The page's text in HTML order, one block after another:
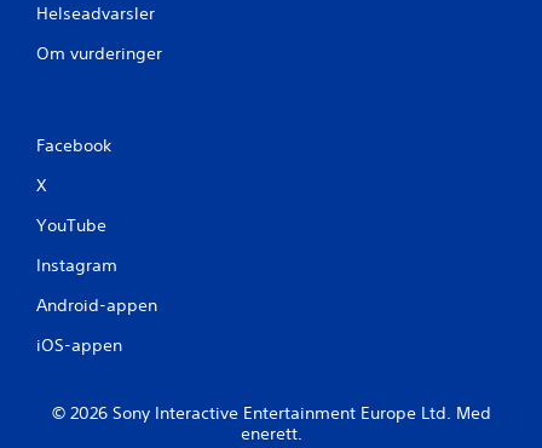
Helseadvarsler
Om vurderinger
Facebook
X
YouTube
Instagram
Android-appen
iOS-appen
© 2026 Sony Interactive Entertainment Europe Ltd. Med
enerett.